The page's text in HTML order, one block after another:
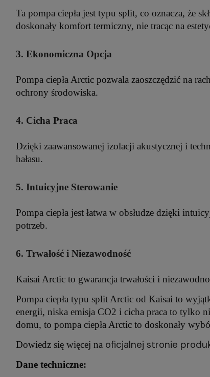
Ta pompa ciepła jest typu split, co oznacza, że
doskonały komfort termiczny, nie tracąc na
3. Ekonomiczna Opcja
Pompa ciepła Arctic pozwala zaoszczędzić na
ochrony środowiska.
4. Cicha Praca
Dzięki zaawansowanej izolacji akustycznej i
hałasu.
5. Intuicyjne Sterowanie
Pompa ciepła jest łatwa w obsłudze dzięki
potrzeb.
6. Trwałość i Niezawodność
Kaisai Arctic to gwarancja trwałości i
Pompa ciepła typu split Arctic od Kaisai to
energii, niska emisja CO2 i cicha praca to tylko
domu, to pompa ciepła Arctic to doskonały
Dowiedz się więcej na oficjalnej stronie
Dane techniczne: